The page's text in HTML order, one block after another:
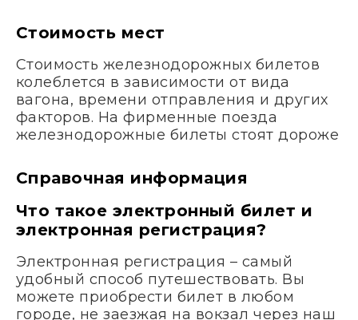
Стоимость мест
Стоимость железнодорожных билетов
колеблется в зависимости от вида
вагона, времени отправления и других
факторов. На фирменные поезда
железнодорожные билеты стоят дороже
Справочная информация
Что такое электронный билет и
электронная регистрация?
Электронная регистрация – самый
удобный способ путешествовать. Вы
можете приобрести билет в любом
городе, не заезжая на вокзал через наш